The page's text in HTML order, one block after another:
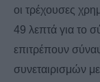
οι τρέχουσες
49 λεπτά για το
επιτρέπουν
συνεταιρισμών